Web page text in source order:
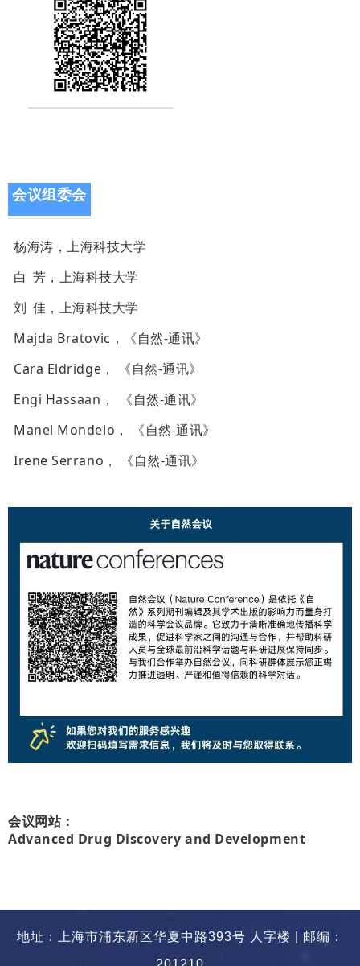
会议组委会
杨海涛，上海科技大学
白 芳，上海科技大学
刘 佳，上海科技大学
Majda Bratovic，《自然-通讯》
Cara Eldridge， 《自然-通讯》
Engi Hassaan，
《自然-通讯》
Manel Mondelo， 《自然-通讯》
Irene Serrano， 《自然-通讯》
会议网站：
Advanced Drug Discovery and Development
地址：上海市浦东新区华夏中路393号 人字楼 | 邮编：